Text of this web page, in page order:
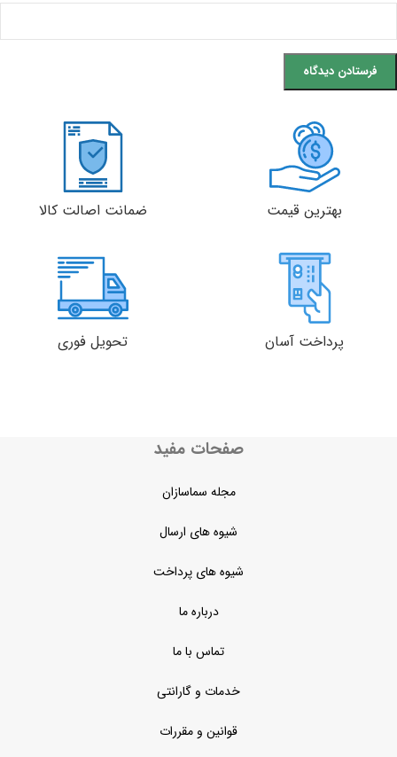
ضمانت اصالت کالا بهترین قیمت
تحویل فوری پرداخت آسان
صفحات مفید
مجله سماسازان
شیوه های ارسال
شیوه های پرداخت
درباره ما
تماس با ما
خدمات و گارانتی
قوانین و مقررات